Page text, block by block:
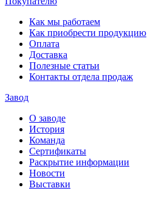
Как мы работаем
Как приобрести продукцию
Оплата
Доставка
Полезные статьи
Контакты отдела продаж
Завод
О заводе
История
Команда
Сертификаты
Раскрытие информации
Новости
Выставки